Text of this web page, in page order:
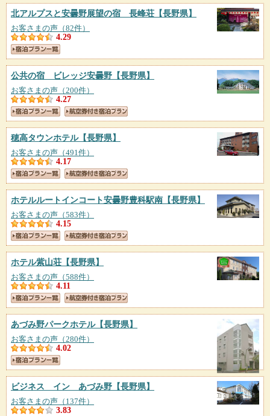
北アルプスと安曇野展望の宿 長峰荘 【長野県】
お客さまの声（82件）
4.29
公共の宿 ビレッジ安曇野 【長野県】
お客さまの声（200件）
4.27
穂高タウンホテル【長野県】
お客さまの声（491件）
4.17
ホテルルートインコート安曇野豊科駅南 【長野県】
お客さまの声（583件）
4.15
ホテル紫山荘 【長野県】
お客さまの声（588件）
4.11
あづみ野パークホテル【長野県】
お客さまの声（280件）
4.02
ビジネス イン あづみ野 【長野県】
お客さまの声（137件）
3.83